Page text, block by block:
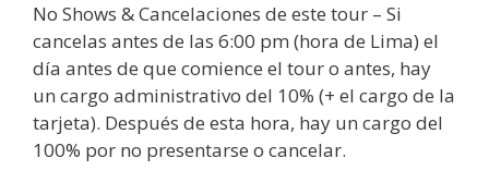
No Shows & Cancelaciones de este tour – Si
cancelas antes de las 6:00 pm (hora de Lima) el
día antes de que comience el tour o antes, hay
un cargo administrativo del 10% (+ el cargo de la
tarjeta). Después de esta hora, hay un cargo del
100% por no presentarse o cancelar.